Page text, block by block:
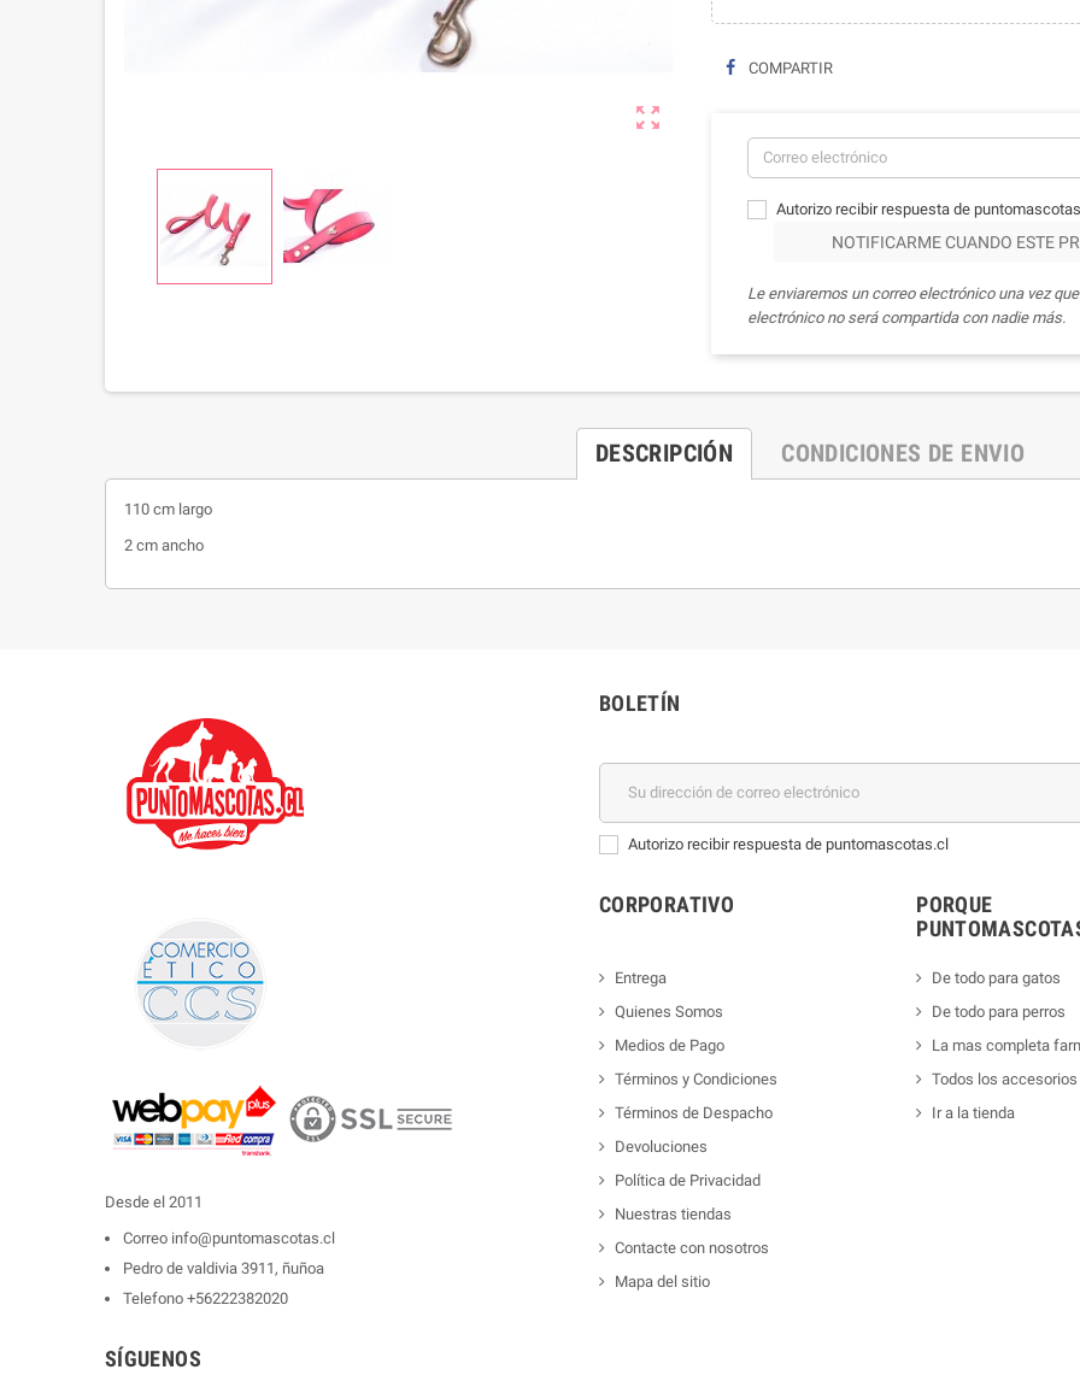
zoom_out_map
COMPARTIR
Autorizo recibir respuesta de
NOTIFICARME CUANDO ESTE
Le enviaremos un correo electrónico una vez
electrónico no será compartida con nadie más.
DESCRIPCIÓN CONDICIONES DE ENVIO
110 cm largo
2 cm ancho
Desde el 2011
Correo info@puntomascotas.cl
Pedro de valdivia 3911, ñuñoa
Telefono +56222382020
SÍGUENOS
BOLETÍN
Autorizo recibir respuesta de puntomascotas.cl
CORPORATIVO
Entrega
Quienes Somos
Medios de Pago
Términos y Condiciones
Términos de Despacho
Devoluciones
Política de Privacidad
Nuestras tiendas
Contacte con nosotros
Mapa del sitio
PORQUE
De todo para gatos
De todo para perros
La mas completa
Todos los accesorios
Ir a la tienda